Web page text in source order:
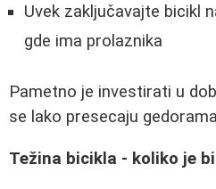
Uvek zaključavajte bicikl
gde ima prolaznika
Pametno je investirati u
se lako presecaju
Težina bicikla - koliko je